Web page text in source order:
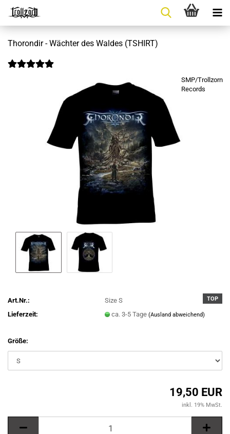
Thorondir - Wächter des Waldes (TSHIRT)
SMP/Trollzorn
Records
TOP
Art.Nr.:
Size S
Lieferzeit:
ca. 3-5 Tage(Ausland abweichend)
Größe:
19,50 EUR
inkl. 19% MwSt.